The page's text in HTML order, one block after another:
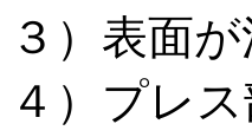
３）表面
４）プレ